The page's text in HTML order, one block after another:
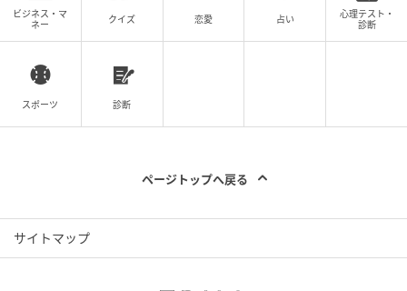
ビジネス・マ
ネー
クイズ 恋愛 占い
心理テスト・
診断
スポーツ 診断
ページトップへ戻る
サイトマップ